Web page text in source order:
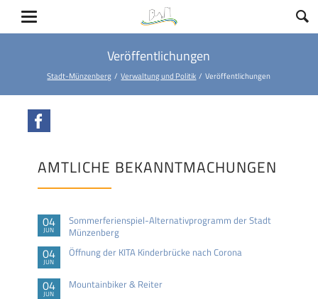
Veröffentlichungen
Stadt-Münzenberg Verwaltung und Politik Veröffentlichungen
AMTLICHE BEKANNTMACHUNGEN
04
JUN
Sommerferienspiel-Alternativprogramm der Stadt
Münzenberg
04
JUN
Öffnung der KITA Kinderbrücke nach Corona
04
JUN
Mountainbiker & Reiter